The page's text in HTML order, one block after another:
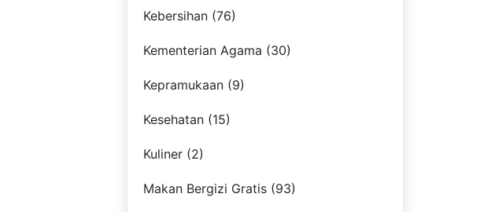
Kebersihan (76)
Kementerian Agama (30)
Kepramukaan (9)
Kesehatan (15)
Kuliner (2)
Makan Bergizi Gratis (93)